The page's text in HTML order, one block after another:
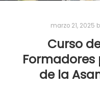
marzo 21, 2025
Curso
de la